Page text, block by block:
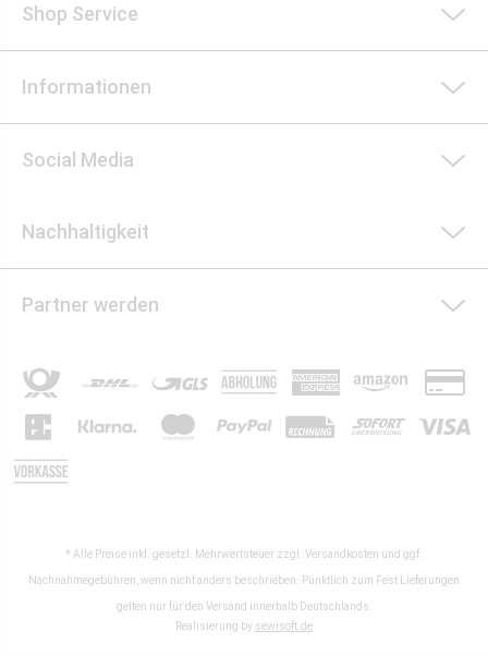
Shop Service
Informationen
Social Media
Nachhaltigkeit
Partner werden
* Alle Preise inkl. gesetzl. Mehrwertsteuer zzgl. Versandkosten und ggf.
Nachnahmegebühren, wenn nicht anders beschrieben. Pünktlich zum Fest Lieferungen
gelten nur für den Versand innerhalb Deutschlands.
Realisierung by sewisoft.de